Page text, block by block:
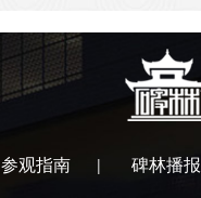
参观指南 | 碑林播报